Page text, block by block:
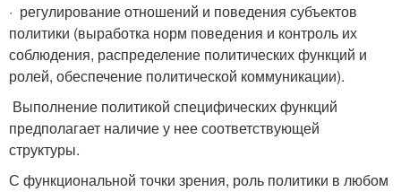
· регулирование отношений и поведения субъектов
политики (выработка норм поведения и контроль их
соблюдения, распределение политических функций и
ролей, обеспечение политической коммуникации).
Выполнение политикой специфических функций
предполагает наличие у нее соответствующей
структуры.
С функциональной точки зрения, роль политики в любом